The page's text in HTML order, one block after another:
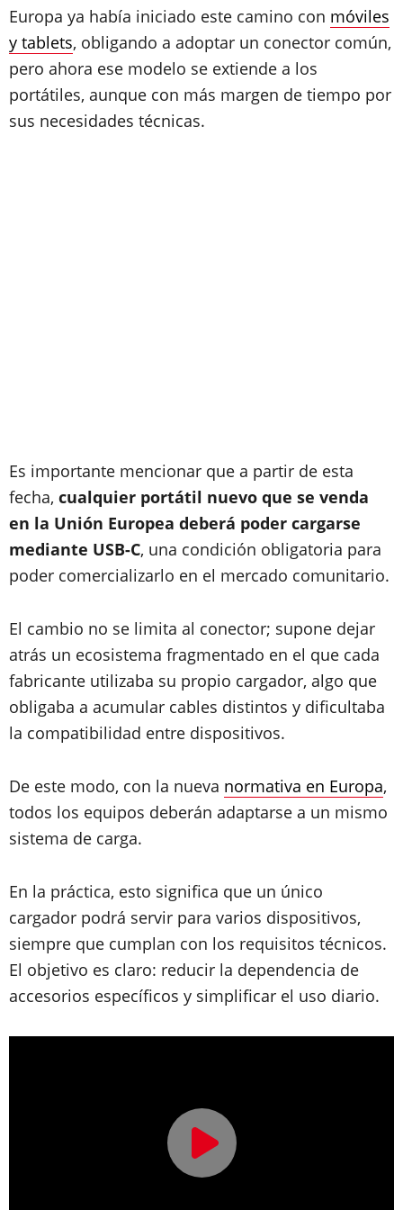
Europa ya había iniciado este camino con móviles
y tablets, obligando a adoptar un conector común,
pero ahora ese modelo se extiende a los
portátiles, aunque con más margen de tiempo por
sus necesidades técnicas.
Es importante mencionar que a partir de esta
fecha, cualquier portátil nuevo que se venda
en la Unión Europea deberá poder cargarse
mediante USB-C, una condición obligatoria para
poder comercializarlo en el mercado comunitario.
El cambio no se limita al conector; supone dejar
atrás un ecosistema fragmentado en el que cada
fabricante utilizaba su propio cargador, algo que
obligaba a acumular cables distintos y dificultaba
la compatibilidad entre dispositivos.
De este modo, con la nueva normativa en Europa,
todos los equipos deberán adaptarse a un mismo
sistema de carga.
En la práctica, esto significa que un único
cargador podrá servir para varios dispositivos,
siempre que cumplan con los requisitos técnicos.
El objetivo es claro: reducir la dependencia de
accesorios específicos y simplificar el uso diario.